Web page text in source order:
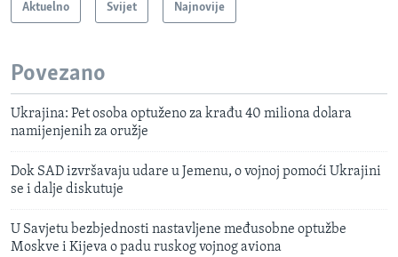
Aktuelno Svijet Najnovije
Povezano
Ukrajina: Pet osoba optuženo za krađu 40 miliona dolara
namijenjenih za oružje
Dok SAD izvršavaju udare u Jemenu, o vojnoj pomoći Ukrajini
se i dalje diskutuje
U Savjetu bezbjednosti nastavljene međusobne optužbe
Moskve i Kijeva o padu ruskog vojnog aviona